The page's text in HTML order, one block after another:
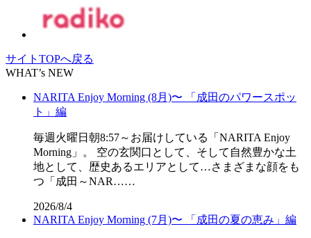
サイトTOPへ戻る
WHAT’s NEW
NARITA Enjoy Morning (8月)〜 「成田のパワースポッ
ト」編
毎週火曜日朝8:57～お届けしている「NARITA Enjoy
Morning」。 空の玄関口として、そして自然豊かな土
地として、歴史あるエリアとして…さまざまな顔をも
つ「成田～NAR……
2026/8/4
NARITA Enjoy Morning (7月)〜 「成田の夏の恵み」編